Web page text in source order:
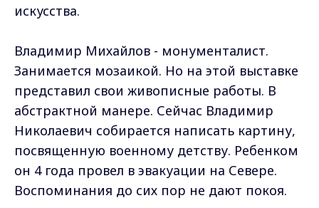
искусства.
Владимир Михайлов - монументалист.
Занимается мозаикой. Но на этой выставке
представил свои живописные работы. В
абстрактной манере. Сейчас Владимир
Николаевич собирается написать картину,
посвященную военному детству. Ребенком
он 4 года провел в эвакуации на Севере.
Воспоминания до сих пор не дают покоя.